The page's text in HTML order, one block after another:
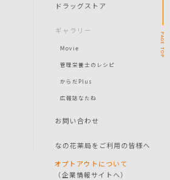
ドラッグストア
ギャラリー
Movie
管理栄養士のレシピ
からだPlus
広報誌なたね
お問い合わせ
なの花薬局をご利用の皆様へ
オプトアウトについて
（企業情報サイトへ）
PAGE
TOP